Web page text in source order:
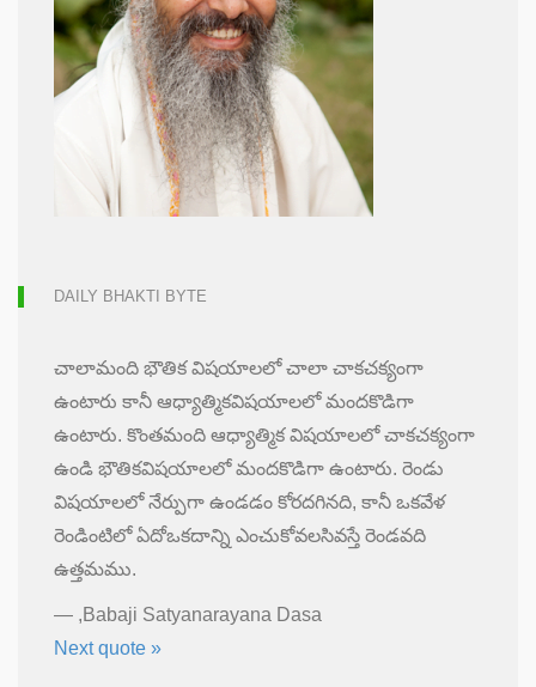
DAILY BHAKTI BYTE
చాలామంది భౌతిక విషయాలలో చాలా చాకచక్యంగా
ఉంటారు కానీ ఆధ్యాత్మికవిషయాలలో మందకొడిగా
ఉంటారు. కొంతమంది ఆధ్యాత్మిక విషయాలలో చాకచక్యంగా
ఉండి భౌతికవిషయాలలో మందకొడిగా ఉంటారు. రెండు
విషయాలలో నేర్పుగా ఉండడం కోరదగినది, కానీ ఒకవేళ
రెండింటిలో ఏదోఒకదాన్ని ఎంచుకోవలసివస్తే రెండవది
ఉత్తమము.
— ,Babaji Satyanarayana Dasa
Next quote »